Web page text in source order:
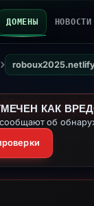
ДОМЕНЫ НОВОСТИ
›
КАК
об